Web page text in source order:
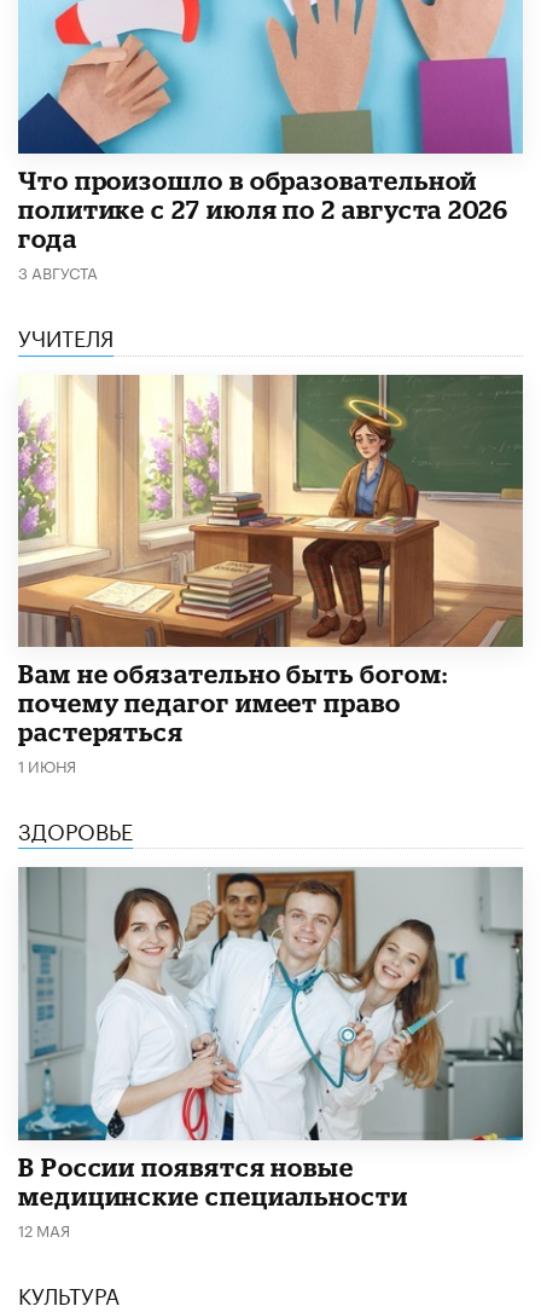
​Что произошло в образовательной
политике с 27 июля по 2 августа 2026
года
3 АВГУСТА
УЧИТЕЛЯ
​Вам не обязательно быть богом:
почему педагог имеет право
растеряться
1 ИЮНЯ
ЗДОРОВЬЕ
В России появятся новые
медицинские специальности
12 МАЯ
КУЛЬТУРА